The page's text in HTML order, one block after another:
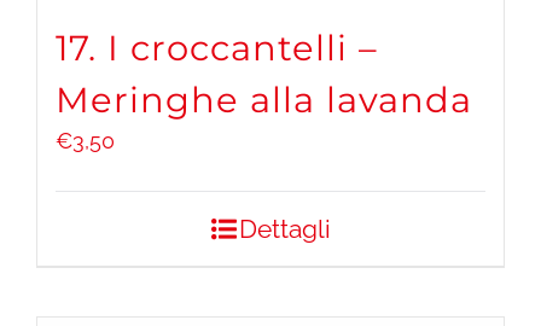
17. I croccantelli –
Meringhe alla lavanda
€3,50
Dettagli